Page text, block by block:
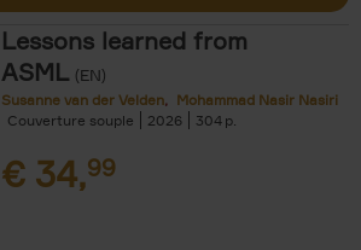
Lessons learned from
ASML (EN)
Susanne van der Velden
Mohammad Nasir Nasiri
Couverture souple
2026 304
€ 34,99